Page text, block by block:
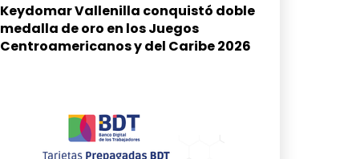
Keydomar Vallenilla conquistó doble
medalla de oro en los Juegos
Centroamericanos y del Caribe 2026